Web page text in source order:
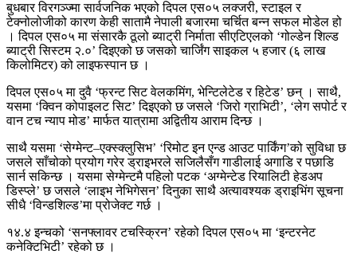
बुधबार विरगञ्ज्मा सार्वजनिक भएको दिपल एस०५ लक्जरी, स्टाइल र
टेक्नोलोजीको कारण केही सातामै नेपाली बजारमा चर्चित बन्न सफल मोडेल हो
। दिपल एस०५ मा संसारकै ठूलो ब्याट्री निर्माता सीएटिएलको ‘गोल्डेन शिल्ड
ब्याट्री सिस्टम २.०’ दिइएको छ जसको चार्जिंग साइकल ५ हजार (६ लाख
किलोमिटर) को लाइफस्पान छ ।
दिपल एस०५ मा दुवै ‘फ्रन्ट सिट वेलकमिंग, भेन्टिलेटेड र हिटेड’ छन् । साथै,
यसमा ‘क्विन कोपाइलट सिट’ दिइएको छ जसले ‘जिरो ग्राभिटी’, ‘लेग सपोर्ट र
वान टच न्याप मोड’ मार्फत यात्रामा अद्वितीय आराम दिन्छ ।
साथै यसमा ‘सेग्मेन्ट–एक्स्क्लुसिभ’ ‘रिमोट इन एन्ड आउट पार्किंग’को सुविधा छ
जसले साँचोको प्रयोग गरेर ड्राइभरले सजिलैसँग गाडीलाई अगाडि र पछाडि
सार्न सकिन्छ । यसमा सेग्मेन्टमै पहिलो पटक ‘अग्मेन्टेड रियालिटी हेडअप
डिस्प्ले’ छ जसले ‘लाइभ नेभिगेसन’ दिनुका साथै अत्यावश्यक ड्राइभिंग सूचना
सीधै ‘विन्डशिल्ड’मा प्रोजेक्ट गर्छ ।
१४.४ इन्चको ‘सनफ्लावर टचस्क्रिन’ रहेको दिपल एस०५ मा ‘इन्टरनेट
कनेक्टिभिटी’ रहेको छ ।